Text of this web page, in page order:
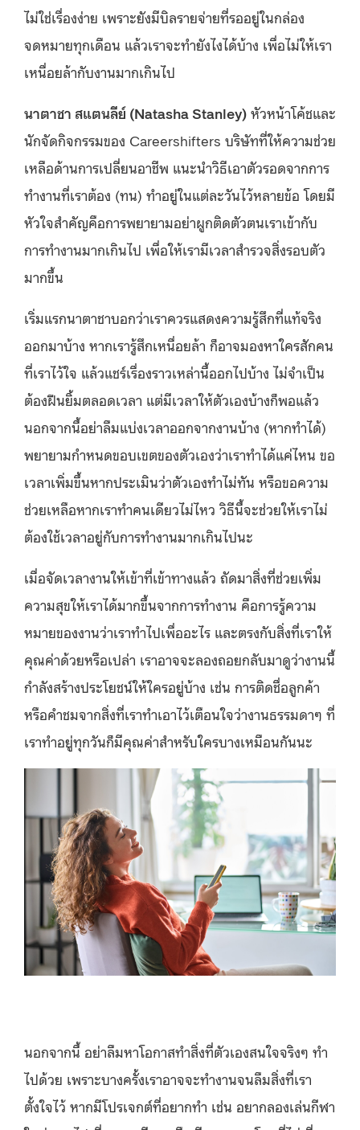
ไม่ใช่เรื่องง่าย เพราะยังมีบิลรายจ่ายที่รออยู่ในกล่อง
จดหมายทุกเดือน แล้วเราจะทำยังไงได้บ้าง เพื่อไม่ให้เรา
เหนื่อยล้ากับงานมากเกินไป
นาตาชา สแตนลีย์ (Natasha Stanley) หัวหน้าโค้ชและ
นักจัดกิจกรรมของ Careershifters บริษัทที่ให้ความช่วย
เหลือด้านการเปลี่ยนอาชีพ แนะนำวิธีเอาตัวรอดจากการ
ทำงานที่เราต้อง (ทน) ทำอยู่ในแต่ละวันไว้หลายข้อ โดยมี
หัวใจสำคัญคือการพยายามอย่าผูกติดตัวตนเราเข้ากับ
การทำงานมากเกินไป เพื่อให้เรามีเวลาสำรวจสิ่งรอบตัว
มากขึ้น
เริ่มแรกนาตาชาบอกว่าเราควรแสดงความรู้สึกที่แท้จริง
ออกมาบ้าง หากเรารู้สึกเหนื่อยล้า ก็อาจมองหาใครสักคน
ที่เราไว้ใจ แล้วแชร์เรื่องราวเหล่านี้ออกไปบ้าง ไม่จำเป็น
ต้องฝืนยิ้มตลอดเวลา แต่มีเวลาให้ตัวเองบ้างก็พอแล้ว
นอกจากนี้อย่าลืมแบ่งเวลาออกจากงานบ้าง (หากทำได้)
พยายามกำหนดขอบเขตของตัวเองว่าเราทำได้แค่ไหน ขอ
เวลาเพิ่มขึ้นหากประเมินว่าตัวเองทำไม่ทัน หรือขอความ
ช่วยเหลือหากเราทำคนเดียวไม่ไหว วิธีนี้จะช่วยให้เราไม่
ต้องใช้เวลาอยู่กับการทำงานมากเกินไปนะ
เมื่อจัดเวลางานให้เข้าที่เข้าทางแล้ว ถัดมาสิ่งที่ช่วยเพิ่ม
ความสุขให้เราได้มากขึ้นจากการทำงาน คือการรู้ความ
หมายของงานว่าเราทำไปเพื่ออะไร และตรงกับสิ่งที่เราให้
คุณค่าด้วยหรือเปล่า เราอาจจะลองถอยกลับมาดูว่างานนี้
กำลังสร้างประโยชน์ให้ใครอยู่บ้าง เช่น การติดชื่อลูกค้า
หรือคำชมจากสิ่งที่เราทำเอาไว้เตือนใจว่างานธรรมดาๆ ที่
เราทำอยู่ทุกวันก็มีคุณค่าสำหรับใครบางเหมือนกันนะ
นอกจากนี้ อย่าลืมหาโอกาสทำสิ่งที่ตัวเองสนใจจริงๆ ทำ
ไปด้วย เพราะบางครั้งเราอาจจะทำงานจนลืมสิ่งที่เรา
ตั้งใจไว้ หากมีโปรเจกต์ที่อยากทำ เช่น อยากลองเล่นกีฬา